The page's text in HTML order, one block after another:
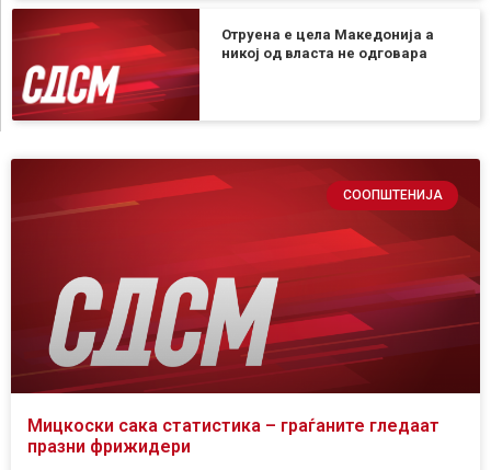
Отруена е цела Македонија а
никој од власта не одговара
СООПШТЕНИЈА
Мицкоски сака статистика – граѓаните гледаат
празни фрижидери